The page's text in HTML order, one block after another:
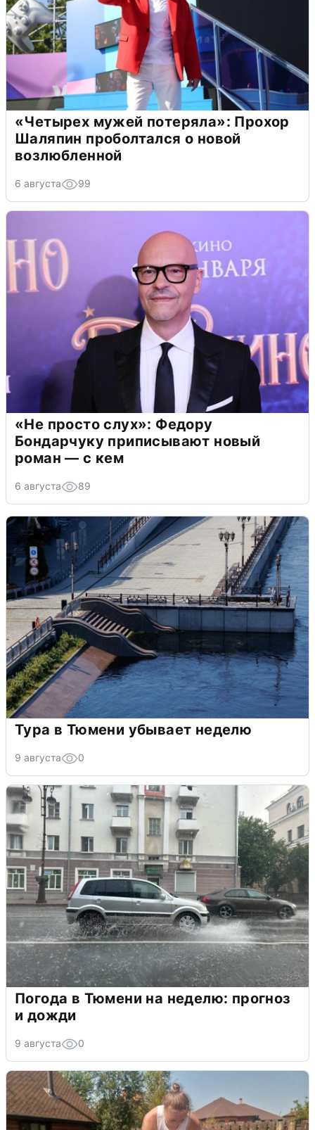
«Четырех мужей потеряла»: Прохор
Шаляпин проболтался о новой
возлюбленной
6 августа 99
«Не просто слух»: Федору
Бондарчуку приписывают новый
роман — с кем
6 августа 89
Тура в Тюмени убывает неделю
9 августа 0
Погода в Тюмени на неделю: прогноз
и дожди
9 августа 0